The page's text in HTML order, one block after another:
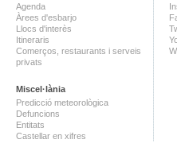
Agenda
Àrees d'esbarjo
Llocs d'interès
Itineraris
Comerços, restaurants i serveis
privats
Miscel·lània
Predicció meteorològica
Defuncions
Entitats
Castellar en xifres